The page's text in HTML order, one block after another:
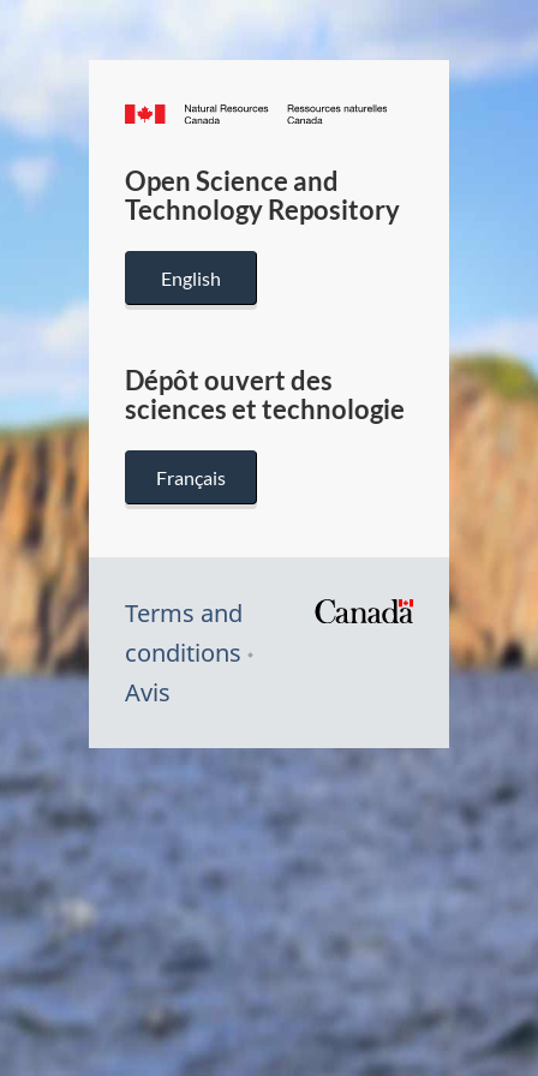
Canada.ca
/
Canada
Open Science and
Technology Repository
English
Dépôt ouvert des
sciences et technologie
Français
Terms and
conditions
Avis
Symbole
Canada